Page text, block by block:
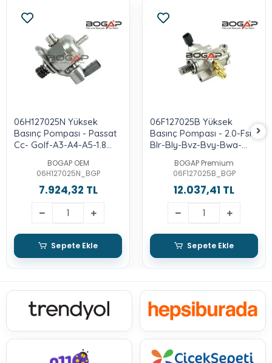
06H127025N Yüksek
Basınç Pompası - Passat
Cc- Golf-A3-A4-A5-1.8
BOGAP OEM
06H127025N_BGP
7.924,32 TL
Sepete Ekle
06F127025B Yüksek
Basınç Pompası - 2.0-Fsı-
Blr-Bly-Bvz-Bvy-Bwa-
BOGAP Premium
06F127025B_BGP
12.037,41 TL
Sepete Ekle